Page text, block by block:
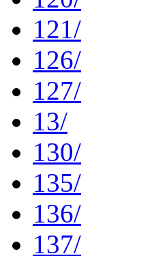
121/
126/
127/
13/
130/
135/
136/
137/